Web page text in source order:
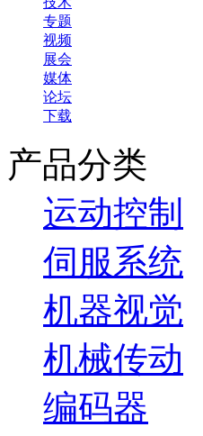
专题
视频
展会
媒体
论坛
下载
产品分类
运动控制
伺服系统
机器视觉
机械传动
编码器